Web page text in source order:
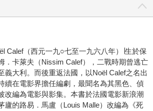
Calef（西元一九○七至一九六八年）∣生於保
．卡萊夫（Nissim Calef），二戰時期曾逃亡
義大利。而後重返法國，以Noël Calef之名出
續在電影界擔任編劇，最聞名為其黑色、偵
改編為電影與影集。本書於法國電影新浪潮
廬的路易．馬盧（Louis Malle）改編為《死